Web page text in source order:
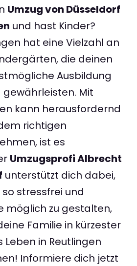
Umzug von Düsseldorf
und hast Kinder?
hat eine Vielzahl an
die deinen
Ausbildung
Mit
kann herausfordernd
richtigen
ist es
Umzugsprofi Albrecht
unterstützt dich dabei,
stressfrei und
möglich zu gestalten,
Familie in kürzester
Leben in Reutlingen
Informiere dich jetzt